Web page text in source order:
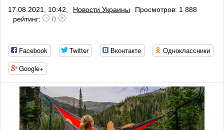
17.08.2021, 10:42, Новости Украины
Просмотров: 1 888
рейтинг:
0
Facebook Twitter Вконтакте
Одноклассники
Google+